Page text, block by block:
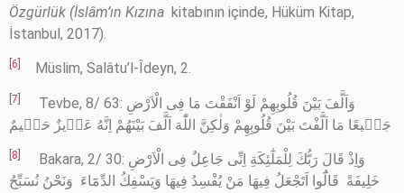
Özgürlük (İslâm’ın Kızına kitabının içinde, Hüküm Kitap,
İstanbul, 2017).
[6] Müslim, Salâtu’l-Îdeyn, 2.
[7]
Tevbe, 8/ 63: وَاَلَّفَ بَيْنَ قُلُوبِهِمْ لَوْ اَنْفَقْتَ مَا فِى الْاَرْضِ
جَمٖيعًا مَا اَلَّفْتَ بَيْنَ قُلُوبِهِمْ وَلٰكِنَّ اللّٰهَ اَلَّفَ بَيْنَهُمْ اِنَّهُ عَزٖيزٌ حَكٖيمٌ
[8]
Bakara, 2/ 30: ﻭَﺍِﺫْ ﻗَﺎﻝَ ﺭَﺑُّﻚَ ﻟِﻠْﻤَﻠٰٓﺌِﻜَﺔِ ﺍِﻧِّﻰ ﺟَﺎﻋِﻞٌ ﻓِﻰ ﺍﻟْﺎَﺭْﺽِ
ﺧَﻠِﻴﻔَﺔً ﻗَﺎﻟُٓﻮﺍ ﺍَﺗَﺠْﻌَﻞُ ﻓِﻴﻬَﺎ ﻣَﻦْ ﻳُﻔْﺴِﺪُ ﻓِﻴﻬَﺎ ﻭَﻳَﺴْﻔِﻚُ ﺍﻟﺪِّﻣَٓﺎﺀَ ﻭَﻧَﺤْﻦُ ﻧُﺴَﺒِّﺢُ